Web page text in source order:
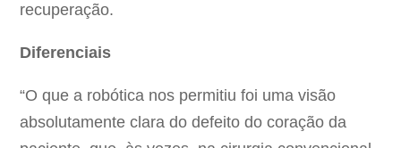
recuperação.
Diferenciais
“O que a robótica nos permitiu foi uma visão
absolutamente clara do defeito do coração da